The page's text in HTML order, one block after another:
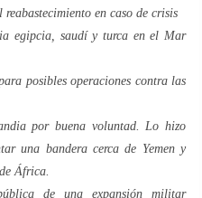
en caso de crisis
egipcia, saudí y turca en el Mar
posibles operaciones contra las
por buena voluntad. Lo hizo
una bandera cerca de Yemen y
África.
de una expansión militar